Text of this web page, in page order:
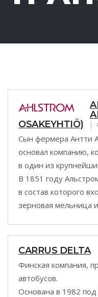
OSAKEYHTIÖ)
Сын фермера Антти
основал компанию,
в один из
В 1851 году
в состав которого
зерновая мельница
CARRUS DELTA
Финская компания,
автобусов.
Основана в 1982